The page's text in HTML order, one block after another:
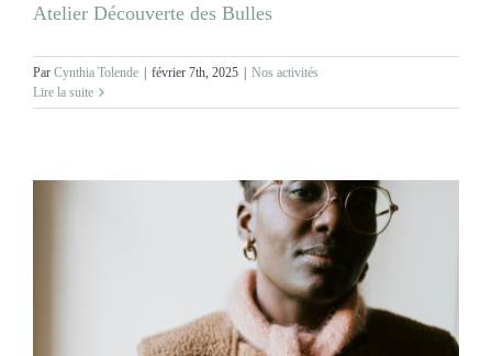
Atelier Découverte des Bulles
Par Cynthia Tolende | février 7th, 2025 | Nos activités
Lire la suite